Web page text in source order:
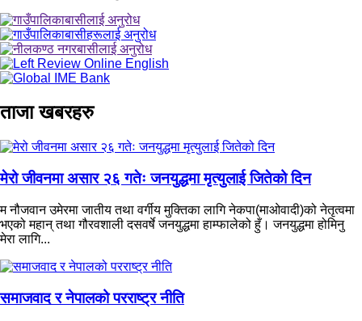
ताजा खबरहरु
मेरो जीवनमा असार २६ गतेः जनयुद्धमा मृत्युलाई जितेको दिन
म नौजवान उमेरमा जातीय तथा वर्गीय मुक्तिका लागि नेकपा(माओवादी)को नेतृत्वमा
भएको महान् तथा गौरवशाली दसवर्षे जनयुद्धमा हाम्फालेको हुँ। जनयुद्धमा होमिनु
मेरा लागि...
समाजवाद र नेपालको परराष्ट्र नीति